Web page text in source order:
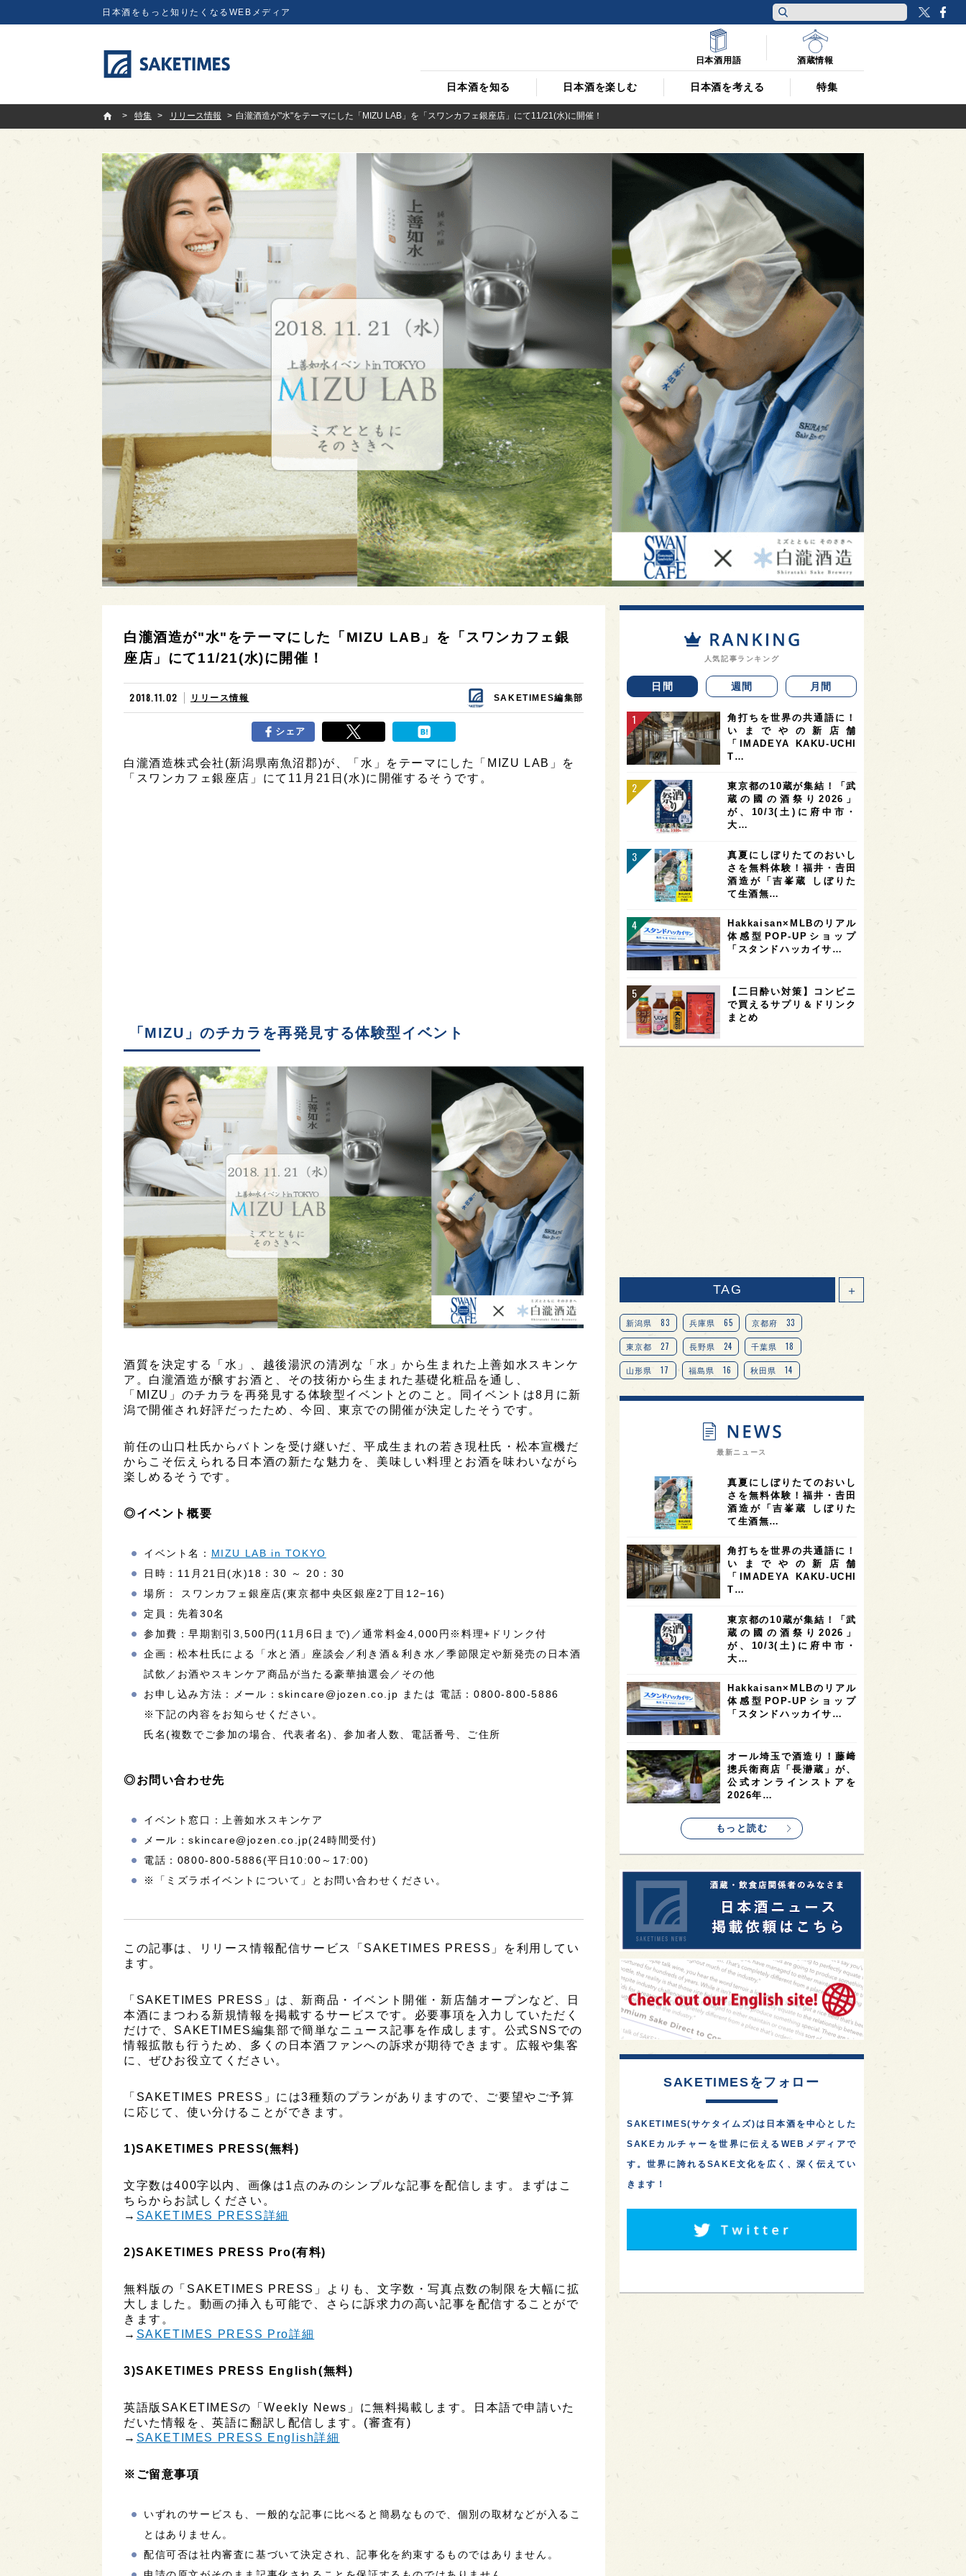
日本酒をもっと知りたくなるWEBメディア
日本酒を知る 日本酒を楽しむ 日本酒を考える 特集
日本酒用語 酒蔵情報
SAKETIMES
特集
リリース情報 白瀧酒造が"水"をテーマにした「MIZU LAB」を「スワンカフェ銀座店」にて11/21(水)に開催！
白瀧酒造が"水"をテーマにした「MIZU LAB」を「スワンカフェ銀
座店」にて11/21(水)に開催！
2018.11.02 リリース情報 SAKETIMES編集部
シェア
白瀧酒造株式会社(新潟県南魚沼郡)が、「水」をテーマにした「MIZU LAB」を
「スワンカフェ銀座店」にて11月21日(水)に開催するそうです。
「MIZU」のチカラを再発見する体験型イベント
酒質を決定する「水」、越後湯沢の清冽な「水」から生まれた上善如水スキンケ
ア。白瀧酒造が醸すお酒と、その技術から生まれた基礎化粧品を通し、
「MIZU」のチカラを再発見する体験型イベントとのこと。同イベントは8月に新
潟で開催され好評だったため、今回、東京での開催が決定したそうです。
前任の山口杜氏からバトンを受け継いだ、平成生まれの若き現杜氏・松本宣機だ
からこそ伝えられる日本酒の新たな魅力を、美味しい料理とお酒を味わいながら
楽しめるそうです。
◎イベント概要
イベント名： MIZU LAB in TOKYO
日時：11月21日(水)18：30 ～ 20：30
場所： スワンカフェ銀座店(東京都中央区銀座2丁目12−16)
定員：先着30名
参加費：早期割引3,500円(11月6日まで)／通常料金4,000円※料理+ドリンク付
企画：松本杜氏による「水と酒」座談会／利き酒＆利き水／季節限定や新発売の日本酒
試飲／お酒やスキンケア商品が当たる豪華抽選会／その他
お申し込み方法：メール：skincare@jozen.co.jp または 電話：0800-800-5886
※下記の内容をお知らせください。
氏名(複数でご参加の場合、代表者名)、参加者人数、電話番号、ご住所
◎お問い合わせ先
イベント窓口：上善如水スキンケア
メール：skincare@jozen.co.jp(24時間受付)
電話：0800-800-5886(平日10:00～17:00)
※「ミズラボイベントについて」とお問い合わせください。
この記事は、リリース情報配信サービス「SAKETIMES PRESS」を利用してい
ます。
「SAKETIMES PRESS」は、新商品・イベント開催・新店舗オープンなど、日
本酒にまつわる新規情報を掲載するサービスです。必要事項を入力していただく
だけで、SAKETIMES編集部で簡単なニュース記事を作成します。公式SNSでの
情報拡散も行うため、多くの日本酒ファンへの訴求が期待できます。広報や集客
に、ぜひお役立てください。
「SAKETIMES PRESS」には3種類のプランがありますので、ご要望やご予算
に応じて、使い分けることができます。
1)SAKETIMES PRESS(無料)
文字数は400字以内、画像は1点のみのシンプルな記事を配信します。まずはこ
ちらからお試しください。
→ SAKETIMES PRESS詳細
2)SAKETIMES PRESS Pro(有料)
無料版の「SAKETIMES PRESS」よりも、文字数・写真点数の制限を大幅に拡
大しました。動画の挿入も可能で、さらに訴求力の高い記事を配信することがで
きます。
→ SAKETIMES PRESS Pro詳細
3)SAKETIMES PRESS English(無料)
英語版SAKETIMESの「Weekly News」に無料掲載します。日本語で申請いた
だいた情報を、英語に翻訳し配信します。(審査有)
→ SAKETIMES PRESS English詳細
※ご留意事項
いずれのサービスも、一般的な記事に比べると簡易なもので、個別の取材などが入るこ
とはありません。
配信可否は社内審査に基づいて決定され、記事化を約束するものではありません。
人気記事ランキング
日間 週間 月間
角打ちを世界の共通語に！
いまでやの新店舗
「IMADEYA KAKU-UCHI
T…
東京都の10蔵が集結！「武
蔵の國の酒祭り2026」
が、10/3(土)に府中市・
大…
真夏にしぼりたてのおいし
さを無料体験！福井・𠮷田
酒造が「吉峯蔵 しぼりた
て生酒無…
Hakkaisan×MLBのリアル
体感型POP-UPショップ
「スタンドハッカイサ…
【二日酔い対策】コンビニ
で買えるサプリ＆ドリンク
まとめ
TAG ＋
新潟県 83 兵庫県 65 京都府 33
東京都 27 長野県 24 千葉県 18
山形県 17 福島県 16 秋田県 14
愛知県 14 宮城県 14 岐阜県 13
オピニオンリーダーの視点 9
7 奈良県 滋賀県 7 和歌山県 6
6 フランス 6 高知県 5 島根県 5
山口県 4 アメリカ 4 神奈川県 4
大分県 4 三重県 3 3 3
オーストラリア 台湾 2 アジア
SAKEの時代を生きる 1
全蔵めぐり 1 シンガポール 1 カナダ 1
1 熊本県 1
イギリス 1 ノルウェー 新宿区 1
歌舞伎町 1 沖縄県 1 鳥取県 1
saketimes_image_4 1
最新ニュース
真夏にしぼりたてのおいし
さを無料体験！福井・𠮷田
酒造が「吉峯蔵 しぼりた
て生酒無…
角打ちを世界の共通語に！
いまでやの新店舗
「IMADEYA KAKU-UCHI
T…
東京都の10蔵が集結！「武
蔵の國の酒祭り2026」
が、10/3(土)に府中市・
大…
Hakkaisan×MLBのリアル
体感型POP-UPショップ
「スタンドハッカイサ…
オール埼玉で酒造り！藤﨑
摠兵衛商店「長瀞蔵」が、
公式オンラインストアを
2026年…
もっと読む
SAKETIMESをフォロー
SAKETIMES(サケタイムズ)は日本酒を中心とした
SAKEカルチャーを世界に伝えるWEBメディアで
す。世界に誇れるSAKE文化を広く、深く伝えてい
きます！